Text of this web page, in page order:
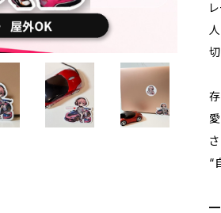
“